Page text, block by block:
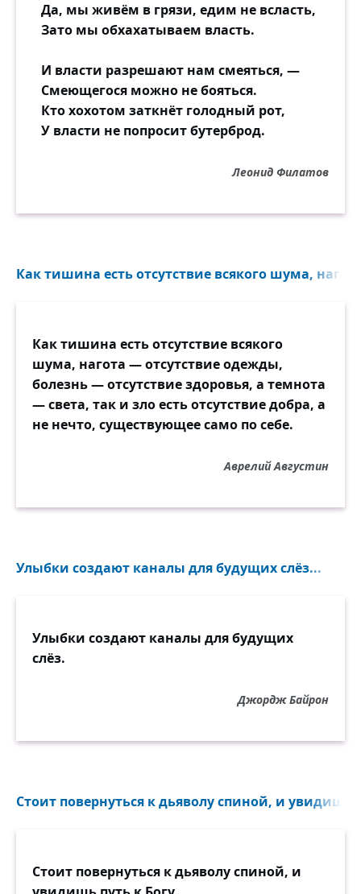
Да, мы живём в грязи, едим не всласть,
Зато мы обхахатываем власть.
И власти разрешают нам смеяться, —
Смеющегося можно не бояться.
Кто хохотом заткнёт голодный рот,
У власти не попросит бутерброд.
Леонид Филатов
Как тишина есть отсутствие всякого шума,
Как тишина есть отсутствие всякого
шума, нагота — отсутствие одежды,
болезнь — отсутствие здоровья, а темнота
— света, так и зло есть отсутствие добра, а
не нечто, существующее само по себе.
Аврелий Августин
Улыбки создают каналы для будущих слёз...
Улыбки создают каналы для будущих
слёз.
Джордж Байрон
Стоит повернуться к дьяволу спиной, и увидишь
Стоит повернуться к дьяволу спиной, и